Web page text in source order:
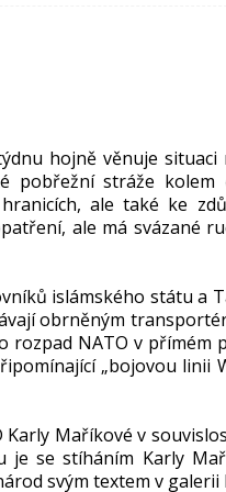
hojně věnuje situaci
pobřežní stráže
ale také ke
ale má svázané
islámského státu a
obrněným
rozpad NATO v přímém
„bojovou linii
Maříkové v
je se stíháním Karly
svým textem v galerii